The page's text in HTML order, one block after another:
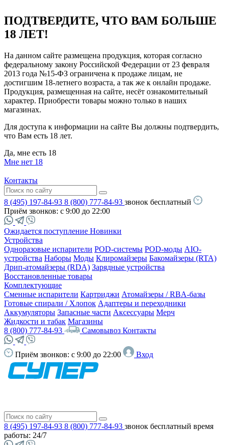
ПОДТВЕРДИТЕ, ЧТО ВАМ БОЛЬШЕ
18 ЛЕТ!
На данном сайте размещена продукция, которая согласно
федеральному закону Российской Федерации от 23 февраля
2013 года №15-ФЗ ограничена к продаже лицам, не
достигшим 18-летнего возраста, а так же к онлайн продаже.
Продукция, размещенная на сайте, несёт ознакомительный
характер. Приобрести товары можно только в наших
магазинах.
Для доступа к информации на сайте Вы должны подтвердить,
что Вам есть 18 лет.
Да, мне есть 18
Мне нет 18
Контакты
8 (495) 197-84-93 8 (800) 777-84-93 звонок бесплатный
Приём звонков: с 9:00 до 22:00
Ожидается поступление Новинки
Устройства
Одноразовые испарители POD-системы POD-моды AIO-
устройства Наборы Моды Клиромайзеры Бакомайзеры (RTA)
Дрип-атомайзеры (RDA) Зарядные устройства
Восстановленные товары
Комплектующие
Сменные испарители Картриджи Атомайзеры / RBA-базы
Готовые спирали / Хлопок Адаптеры и переходники
Аккумуляторы Запасные части Аксессуары Мерч
Жидкости и табак Магазины
8 (800) 777-84-93
Самовывоз Контакты
Приём звонков: с 9:00 до 22:00 Вход
8 (495) 197-84-93 8 (800) 777-84-93 звонок бесплатный время
работы: 24/7